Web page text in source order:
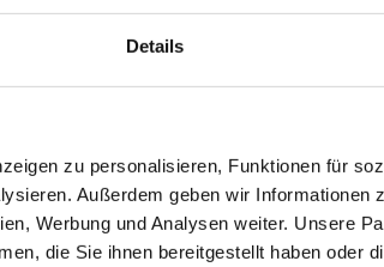
Details
zu personalisieren, Funktionen für
Außerdem geben wir Informationen
Werbung und Analysen weiter. Unsere
die Sie ihnen bereitgestellt haben oder